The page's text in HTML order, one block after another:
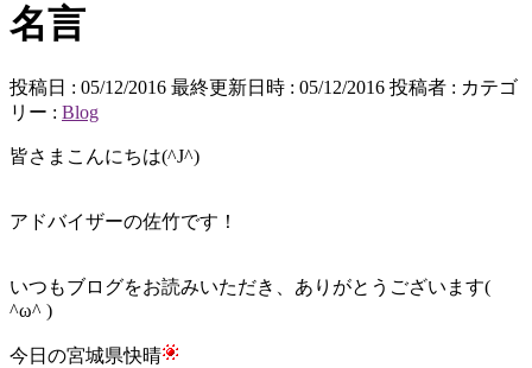
名言
投稿日 : 05/12/2016 最終更新日時 : 05/12/2016 投稿者 : カテゴ
リー : Blog
皆さまこんにちは(^J^)
アドバイザーの佐竹です！
いつもブログをお読みいただき、ありがとうございます(
^ω^ )
今日の宮城県快晴